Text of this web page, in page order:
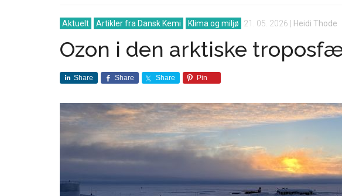
Aktuelt Artikler fra Dansk Kemi Klima og miljø 21. 05. 2026 Heidi Thode
Ozon i den arktiske
Share Share Share Pin